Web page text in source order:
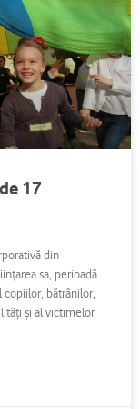
17
din
sa, perioadă
bătrânilor,
şi al victimelor